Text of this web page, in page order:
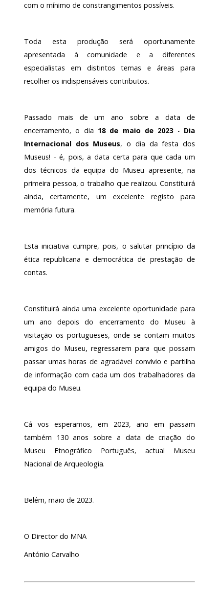
com o mínimo de constrangimentos possíveis.
Toda esta produção será oportunamente
apresentada à comunidade e a diferentes
especialistas em distintos temas e áreas para
recolher os indispensáveis contributos.
Passado mais de um ano sobre a data de
encerramento, o dia 18 de maio de 2023- Dia
Internacional dos Museus, o dia da festa dos
Museus! - é, pois, a data certa para que cada um
dos técnicos da equipa do Museu apresente, na
primeira pessoa, o trabalho que realizou. Constituirá
ainda, certamente, um excelente registo para
memória futura.
Esta iniciativa cumpre, pois, o salutar princípio da
ética republicana e democrática de prestação de
contas.
Constituirá ainda uma excelente oportunidade para
um ano depois do encerramento do Museu à
visitação os portugueses, onde se contam muitos
amigos do Museu, regressarem para que possam
passar umas horas de agradável convívio e partilha
de informação com cada um dos trabalhadores da
equipa do Museu.
Cá vos esperamos, em 2023, ano em passam
também 130 anos sobre a data de criação do
Museu Etnográfico Português, actual Museu
Nacional de Arqueologia.
Belém, maio de 2023.
O Director do MNA
António Carvalho